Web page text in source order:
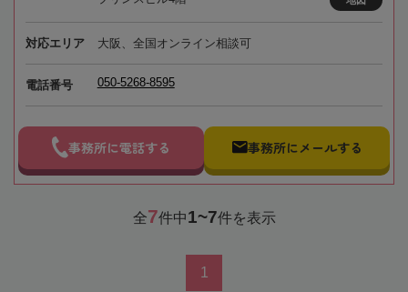
対応エリア 大阪、全国オンライン相談可
電話番号 050-5268-8595
事務所に電話する 事務所にメールする
全7件中1~7件を表示
1